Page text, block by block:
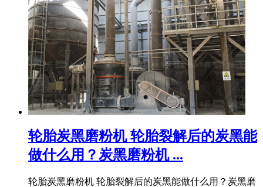
轮胎炭黑磨粉机 轮胎裂解后的炭黑能
做什么用？炭黑磨粉机 ...
轮胎炭黑磨粉机 轮胎裂解后的炭黑能做什么用？炭黑磨